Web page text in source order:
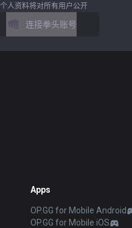
人资料将对所有用户公开
连接拳头账号
Apps
OP.GG for Mobile Android
OP.GG for Mobile iOS